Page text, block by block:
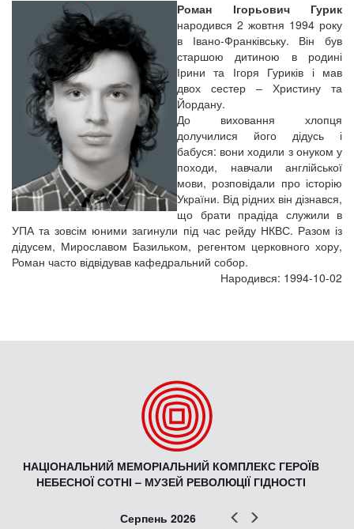
Роман Ігорьович Гурик
народився 2 жовтня 1994 року
в Івано-Франківську. Він був
старшою дитиною в родині
Ірини та Ігоря Гуриків і мав
двох сестер – Христину та
Йордану.
До виховання хлопця
долучилися його дідусь і
бабуся: вони ходили з онуком у
походи, навчали англійської
мови, розповідали про історію
України. Від рідних він дізнався,
що брати прадіда служили в
УПА та зовсім юними загинули під час рейду НКВС. Разом із
дідусем, Мирославом Базильком, регентом церковного хору,
Роман часто відвідував кафедральний собор.
Народився: 1994-10-02
НАЦІОНАЛЬНИЙ МЕМОРІАЛЬНИЙ КОМПЛЕКС ГЕРОЇВ
НЕБЕСНОЇ СОТНІ – МУЗЕЙ РЕВОЛЮЦІЇ ГІДНОСТІ
Попер
Серпень 2026